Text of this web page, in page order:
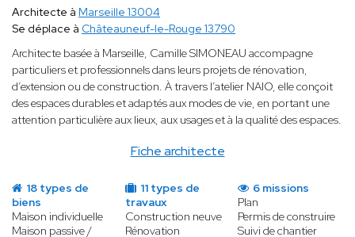
Fiche architecte
Architecte à Marseille 13004
Se déplace à Châteauneuf-le-Rouge 13790
Architecte basée à Marseille, Camille SIMONEAU accompagne
particuliers et professionnels dans leurs projets de rénovation,
d’extension ou de construction. À travers l’atelier NAIO, elle conçoit
des espaces durables et adaptés aux modes de vie, en portant une
attention particulière aux lieux, aux usages et à la qualité des espaces.
18 types de
biens
Maison individuelle
Maison passive /
11 types de
travaux
Construction neuve
Rénovation
6 missions
Plan
Permis de construire
Suivi de chantier